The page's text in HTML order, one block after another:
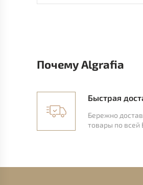
Почему Algrafia
Быстрая
Бережно
товары по всей